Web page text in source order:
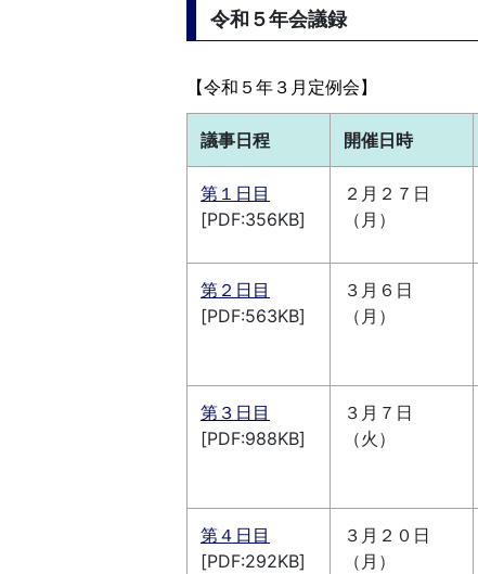
令和５年会議録
【令和５年３月定例会】
議事日程 開催日時
第１日目
[PDF:356KB]
２月２７日
（月）
第２日目
[PDF:563KB]
３月６日
（月）
第３日目
[PDF:988KB]
３月７日
（火）
第４日目
[PDF:292KB]
３月２０日
（月）